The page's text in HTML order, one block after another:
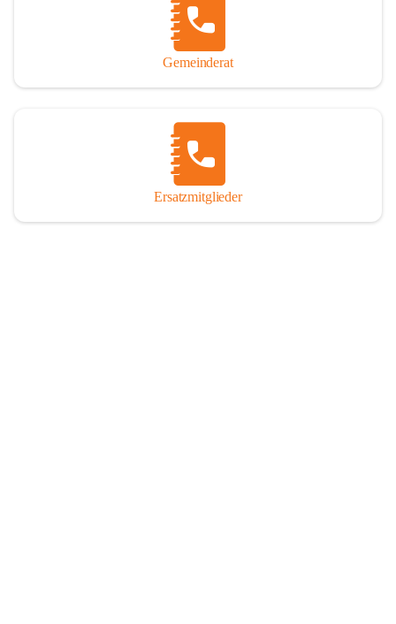
Gemeinderat
Ersatzmitglieder